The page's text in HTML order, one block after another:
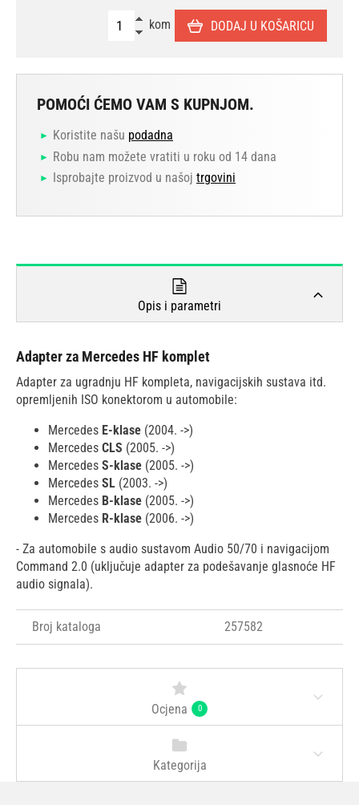
kom DODAJ U KOŠARICU
POMOĆI ĆEMO VAM S KUPNJOM.
Koristite našu podadna
Robu nam možete vratiti u roku od 14 dana
Isprobajte proizvod u našoj trgovini
Opis i parametri
Adapter za Mercedes HF komplet
Adapter za ugradnju HF kompleta, navigacijskih sustava itd.
opremljenih ISO konektorom u automobile:
Mercedes E-klase (2004. ->)
Mercedes CLS (2005. ->)
Mercedes S-klase (2005. ->)
Mercedes SL (2003. ->)
Mercedes B-klase (2005. ->)
Mercedes R-klase (2006. ->)
- Za automobile s audio sustavom Audio 50/70 i navigacijom
Command 2.0 (uključuje adapter za podešavanje glasnoće HF
audio signala).
Broj kataloga 257582
Ocjena 0
Kategorija